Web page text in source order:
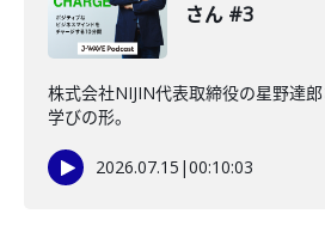
さん #3
株式会社NIJIN代表取締役の星野達
学びの形。
2026.07.15 |00:10:03